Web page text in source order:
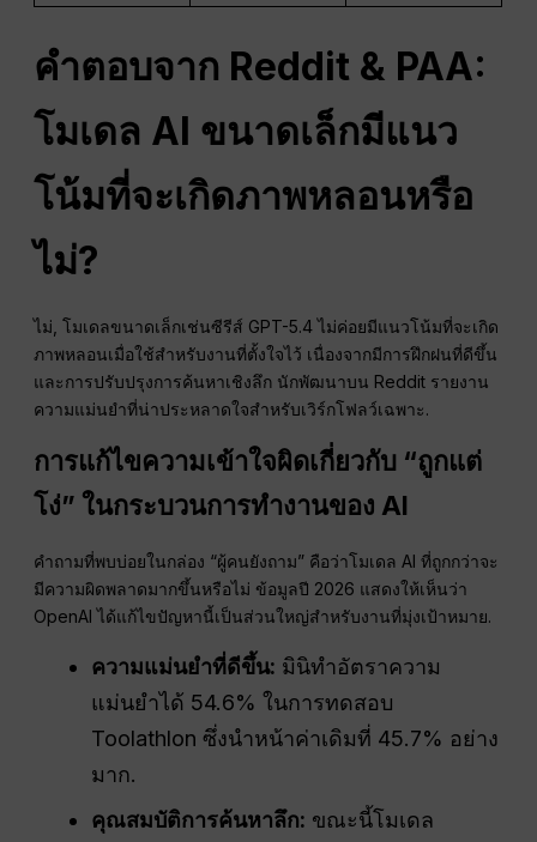
คำตอบจาก Reddit & PAA:
โมเดล AI ขนาดเล็กมีแนว
โน้มที่จะเกิดภาพหลอนหรือ
ไม่?
ไม่, โมเดลขนาดเล็กเช่นซีรีส์ GPT-5.4 ไม่ค่อยมีแนวโน้มที่จะเกิด
ภาพหลอนเมื่อใช้สำหรับงานที่ตั้งใจไว้ เนื่องจากมีการฝึกฝนที่ดีขึ้น
และการปรับปรุงการค้นหาเชิงลึก นักพัฒนาบน Reddit รายงาน
ความแม่นยำที่น่าประหลาดใจสำหรับเวิร์กโฟลว์เฉพาะ.
การแก้ไขความเข้าใจผิดเกี่ยวกับ “ถูกแต่
โง่” ในกระบวนการทำงานของ AI
คำถามที่พบบ่อยในกล่อง “ผู้คนยังถาม” คือว่าโมเดล AI ที่ถูกกว่าจะ
มีความผิดพลาดมากขึ้นหรือไม่ ข้อมูลปี 2026 แสดงให้เห็นว่า
OpenAI ได้แก้ไขปัญหานี้เป็นส่วนใหญ่สำหรับงานที่มุ่งเป้าหมาย.
ความแม่นยำที่ดีขึ้น: มินิทำอัตราความ
แม่นยำได้ 54.6% ในการทดสอบ
Toolathlon ซึ่งนำหน้าค่าเดิมที่ 45.7% อย่าง
มาก.
คุณสมบัติการค้นหาลึก: ขณะนี้โมเดล